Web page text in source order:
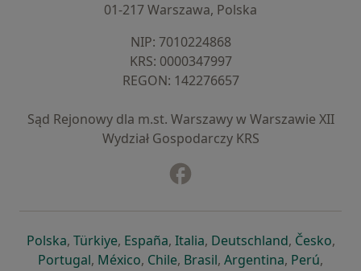
01-217 Warszawa, Polska
NIP: ⁠7010224868
KRS: ⁠0000347997
REGON: ⁠142276657
Sąd Rejonowy dla m.st. Warszawy w Warszawie XII
Wydział Gospodarczy KRS
Polskaotwiera się w nowej karcie
, Türkiyeotwiera się w nowej karcie
, Españaotwiera się w nowej karcie
, Italiaotwiera się w nowej
, Deutschlandotwiera się
, Česko,
Portugalotwiera się w nowej karcie
, Méxicootwiera się w nowej karcie
, Chileotwiera się w nowej karcie
, Brasilotwiera się w nowej
, Argentinaotwiera się
, Perú,